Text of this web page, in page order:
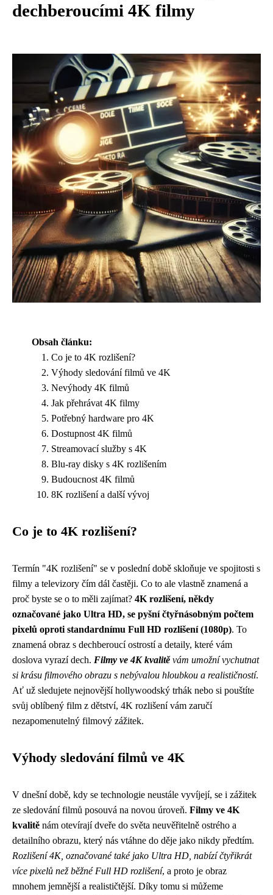
dechberoucími 4K filmy
Obsah článku:
Co je to 4K rozlišení?
Výhody sledování filmů ve 4K
Nevýhody 4K filmů
Jak přehrávat 4K filmy
Potřebný hardware pro 4K
Dostupnost 4K filmů
Streamovací služby s 4K
Blu-ray disky s 4K rozlišením
Budoucnost 4K filmů
8K rozlišení a další vývoj
Co je to 4K rozlišení?
Termín "4K rozlišení" se v poslední době skloňuje ve spojitosti s
filmy a televizory čím dál častěji. Co to ale vlastně znamená a
proč byste se o to měli zajímat? 4K rozlišení, někdy
označované jako Ultra HD, se pyšní čtyřnásobným počtem
pixelů oproti standardnímu Full HD rozlišení (1080p). To
znamená obraz s dechberoucí ostrostí a detaily, které vám
doslova vyrazí dech. Filmy ve 4K kvalitěvám umožní vychutnat
si krásu filmového obrazu s nebývalou hloubkou a realističností.
Ať už sledujete nejnovější hollywoodský trhák nebo si pouštíte
svůj oblíbený film z dětství, 4K rozlišení vám zaručí
nezapomenutelný filmový zážitek.
Výhody sledování filmů ve 4K
V dnešní době, kdy se technologie neustále vyvíjejí, se i zážitek
ze sledování filmů posouvá na novou úroveň. Filmy ve 4K
kvalitě nám otevírají dveře do světa neuvěřitelně ostrého a
detailního obrazu, který nás vtáhne do děje jako nikdy předtím.
Rozlišení 4K, označované také jako Ultra HD, nabízí čtyřikrát
více pixelů než běžné Full HD rozlišení, a proto je obraz
mnohem jemnější a realističtější. Díky tomu si můžeme